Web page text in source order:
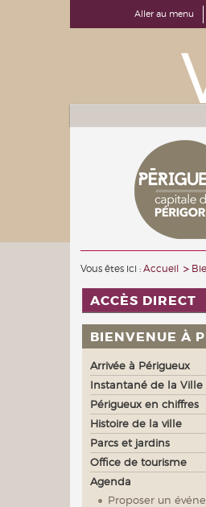
Aller au menu
Vous êtes ici : Accueil
ACCÈS DIRECT
BIENVENUE À
Arrivée à Périgueux
Instantané de la Ville
Périgueux en chiffres
Histoire de la ville
Parcs et jardins
Office de tourisme
Agenda
Proposer un